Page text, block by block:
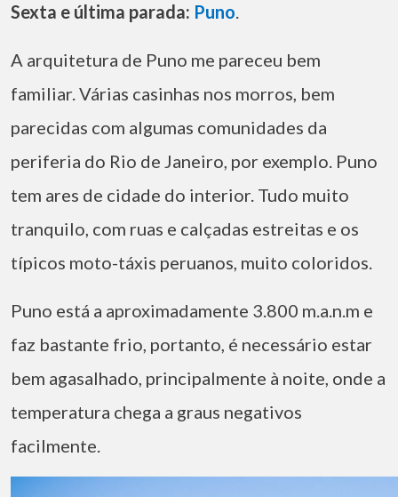
Sexta e última parada: Puno.
A arquitetura de Puno me pareceu bem
familiar. Várias casinhas nos morros, bem
parecidas com algumas comunidades da
periferia do Rio de Janeiro, por exemplo. Puno
tem ares de cidade do interior. Tudo muito
tranquilo, com ruas e calçadas estreitas e os
típicos moto-táxis peruanos, muito coloridos.
Puno está a aproximadamente 3.800 m.a.n.m e
faz bastante frio, portanto, é necessário estar
bem agasalhado, principalmente à noite, onde a
temperatura chega a graus negativos
facilmente.